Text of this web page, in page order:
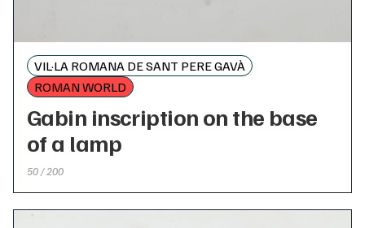
VIL·LA ROMANA DE SANT PERE GAVÀ
ROMAN WORLD
Gabin inscription on the base
of a lamp
50 / 200